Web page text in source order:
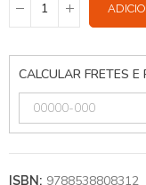
CALCULAR FRETES E
ISBN: 9788538808312